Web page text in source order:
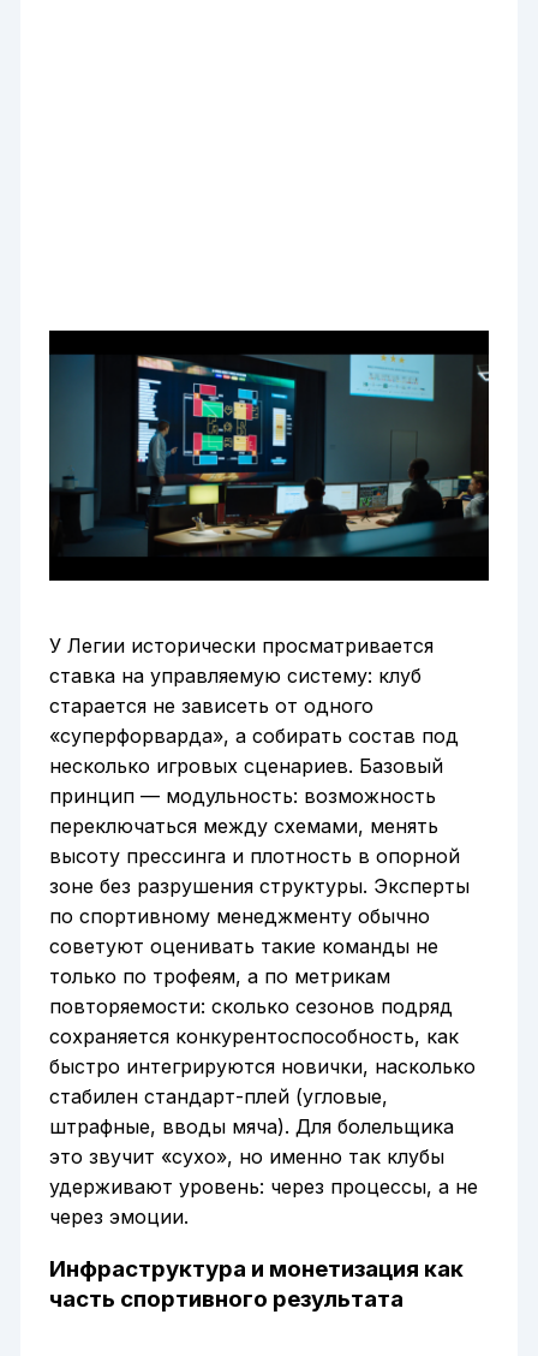
У Легии исторически просматривается
ставка на управляемую систему: клуб
старается не зависеть от одного
«суперфорварда», а собирать состав под
несколько игровых сценариев. Базовый
принцип — модульность: возможность
переключаться между схемами, менять
высоту прессинга и плотность в опорной
зоне без разрушения структуры. Эксперты
по спортивному менеджменту обычно
советуют оценивать такие команды не
только по трофеям, а по метрикам
повторяемости: сколько сезонов подряд
сохраняется конкурентоспособность, как
быстро интегрируются новички, насколько
стабилен стандарт-плей (угловые,
штрафные, вводы мяча). Для болельщика
это звучит «сухо», но именно так клубы
удерживают уровень: через процессы, а не
через эмоции.
Инфраструктура и монетизация как
часть спортивного результата